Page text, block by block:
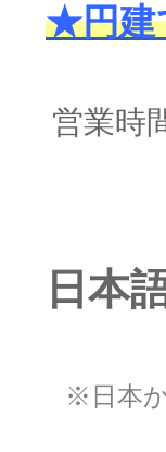
★円建
営業時
日本
※日本